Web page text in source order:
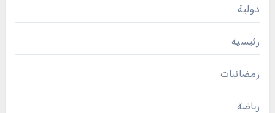
دولية
رئيسية
رمضانيات
رياضة